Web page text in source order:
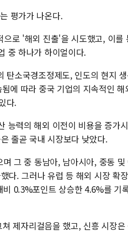
평가가 나온다.
으로 '해외 진출'을 시도했고, 이를
중 하나가 하이얼이다.
탄소국경조정제도, 인도의 현지
에 따라 중국 기업의 지속적인 해
다.
능력의 해외 이전이 비용을 증가
줄곧 국내 시장보다 낮았다.
그 중 동남아, 남아시아, 중동 및
다. 그러나 유럽 등 해외 시장 확
0.3%포인트 상승한 4.6%를 기
제자리걸음을 했고, 신흥 시장은